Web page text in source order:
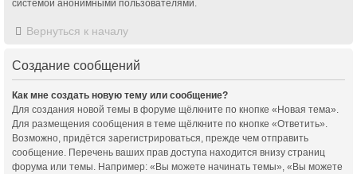
системой анонимными пользователями.
Вернуться к началу
Создание сообщений
Как мне создать новую тему или сообщение?
Для создания новой темы в форуме щёлкните по кнопке «Новая тема».
Для размещения сообщения в теме щёлкните по кнопке «Ответить».
Возможно, придётся зарегистрироваться, прежде чем отправить
сообщение. Перечень ваших прав доступа находится внизу страниц
форума или темы. Например: «Вы можете начинать темы», «Вы можете